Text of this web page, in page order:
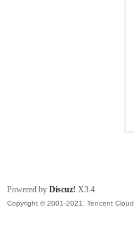
Powered by Discuz! X3.4
Copyright © 2001-2021, Tencent Cloud.